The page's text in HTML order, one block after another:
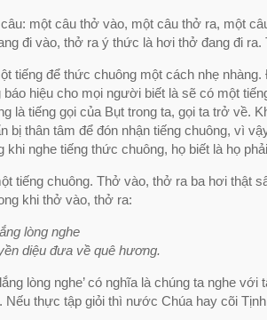
một câu thở vào, một câu thở ra, một
đi vào, thở ra ý thức là hơi thở đang đi
tiếng để thức chuông một cách nhẹ
báo hiệu cho mọi người biết là sẽ có một
là tiếng gọi của Bụt trong ta, gọi ta trở
bị thân tâm để đón nhận tiếng chuông, vì
khi nghe tiếng thức chuông, họ biết là họ
tiếng chuông. Thở vào, thở ra ba hơi thật
khi thở vào, thở ra:
lòng nghe
diệu đưa về quê hương.
lắng lòng nghe’ có nghĩa là chúng ta nghe
Nếu thực tập giỏi thì nước Chúa hay cõi